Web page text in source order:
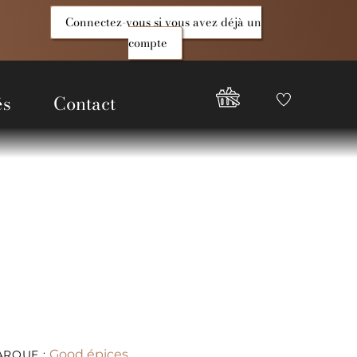
Connectez-vous si vous avez déjà un
compte
Contact
Compte
Good
Epices
Favoris